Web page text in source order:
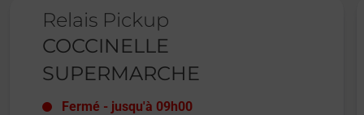
Relais Pickup
COCCINELLE
SUPERMARCHE
Fermé - jusqu'à 09h00